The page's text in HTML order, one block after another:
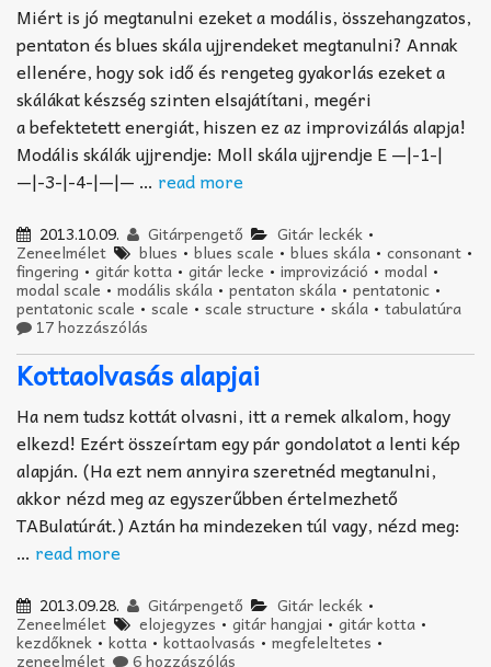
Miért is jó megtanulni ezeket a modális, összehangzatos,
pentaton és blues skála ujjrendeket megtanulni? Annak
ellenére, hogy sok idő és rengeteg gyakorlás ezeket a
skálákat készség szinten elsajátítani, megéri
a befektetett energiát, hiszen ez az improvizálás alapja!
Modális skálák ujjrendje: Moll skála ujjrendje E —|-1-|
—|-3-|-4-|—|— … read more
2013.10.09. Gitárpengető Gitár leckék•
Zeneelmélet blues •blues scale •blues skála •consonant •
fingering • gitár kotta • gitár lecke • improvizáció • modal •
modal scale • modális skála • pentaton skála • pentatonic •
pentatonic scale • scale • scale structure • skála • tabulatúra
17 hozzászólás
Kottaolvasás alapjai
Ha nem tudsz kottát olvasni, itt a remek alkalom, hogy
elkezd! Ezért összeírtam egy pár gondolatot a lenti kép
alapján. (Ha ezt nem annyira szeretnéd megtanulni,
akkor nézd meg az egyszerűbben értelmezhető
TABulatúrát.) Aztán ha mindezeken túl vagy, nézd meg:
… read more
2013.09.28. Gitárpengető Gitár leckék•
Zeneelmélet elojegyzes •gitár hangjai •gitár kotta •
kezdőknek • kotta • kottaolvasás • megfeleltetes •
zeneelmélet
6 hozzászólás